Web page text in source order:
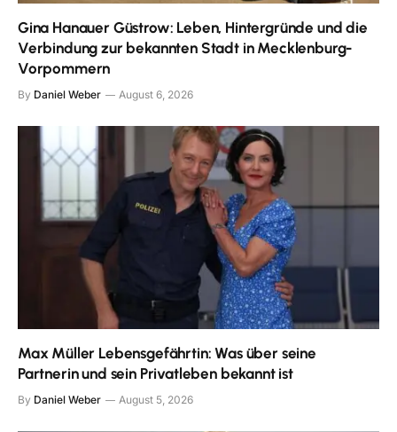
Gina Hanauer Güstrow: Leben, Hintergründe und die
Verbindung zur bekannten Stadt in Mecklenburg-
Vorpommern
By Daniel Weber August 6, 2026
Max Müller Lebensgefährtin: Was über seine
Partnerin und sein Privatleben bekannt ist
By Daniel Weber August 5, 2026